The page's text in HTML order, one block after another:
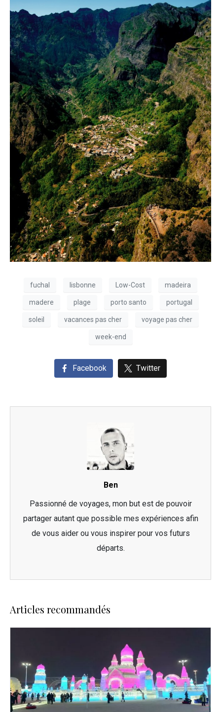
fuchal lisbonne Low-Cost madeira
madere plage porto santo portugal
soleil vacances pas cher voyage pas cher
week-end
Facebook Twitter
Ben
Passionné de voyages, mon but est de pouvoir
partager autant que possible mes expériences afin
de vous aider ou vous inspirer pour vos futurs
départs.
Articles recommandés